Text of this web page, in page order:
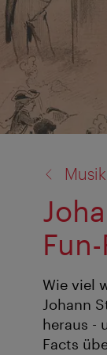
Wie viel
Johann
heraus -
Facts